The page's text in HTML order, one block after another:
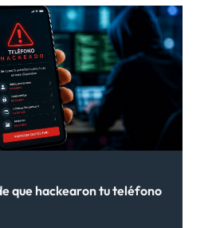
que hackearon tu teléfono